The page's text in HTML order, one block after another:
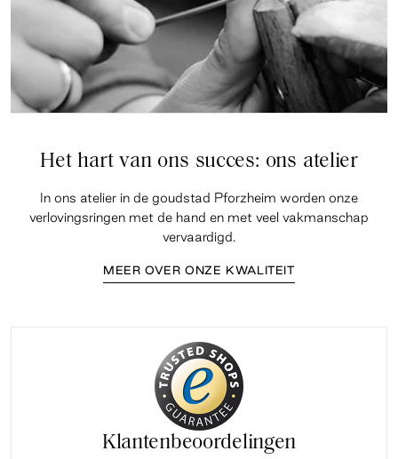
Het hart van ons succes: ons atelier
In ons atelier in de goudstad Pforzheim worden onze
verlovingsringen met de hand en met veel vakmanschap
vervaardigd.
MEER OVER ONZE KWALITEIT
Klantenbeoordelingen